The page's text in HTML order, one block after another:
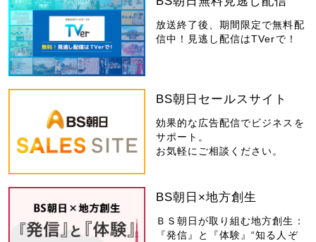
放送終了後、期間限定で無料配
信中！見逃し配信はTVerで！
BS朝日セールスサイト
効果的な広告配信でビジネスを
サポート。
お気軽にご相談ください。
BS朝日×地方創生
ＢＳ朝日が取り組む地方創生：
『発信』と『体験』“知る人ぞ